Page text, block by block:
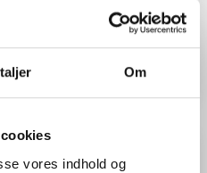
Om
vores indhold og